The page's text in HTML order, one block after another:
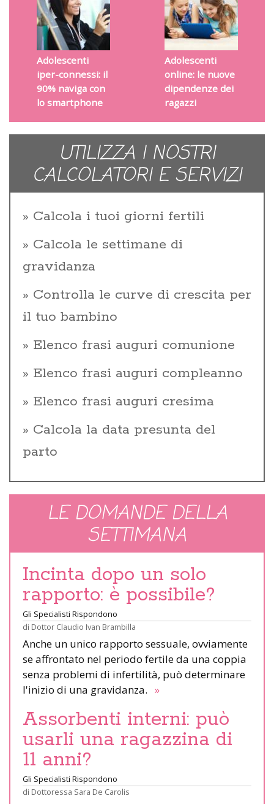
Adolescenti
iper-connessi: il
90% naviga con
lo smartphone
Adolescenti
online: le nuove
dipendenze dei
ragazzi
UTILIZZA I NOSTRI
CALCOLATORI E SERVIZI
Calcola i tuoi giorni fertili
Calcola le settimane di
gravidanza
Controlla le curve di crescita per
il tuo bambino
Elenco frasi auguri comunione
Elenco frasi auguri compleanno
Elenco frasi auguri cresima
Calcola la data presunta del
parto
LE DOMANDE DELLA
SETTIMANA
Incinta dopo un solo
rapporto: è possibile?
Gli Specialisti Rispondono
di Dottor Claudio Ivan Brambilla
Anche un unico rapporto sessuale, ovviamente
se affrontato nel periodo fertile da una coppia
senza problemi di infertilità, può determinare
l'inizio di una gravidanza. »
Assorbenti interni: può
usarli una ragazzina di
11 anni?
Gli Specialisti Rispondono
di Dottoressa Sara De Carolis